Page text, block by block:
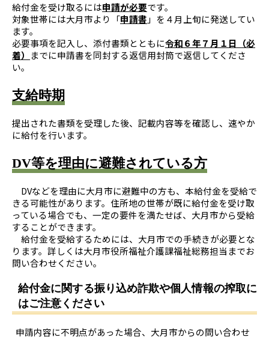
給付金を受け取るには申請が必要です。
対象世帯には大月市より「申請書 」を４月上旬に発送してい
ます。
必要事項を記入し、添付書類とともに令和６年７月１日（必
着）
までに申請書を同封する返信用封筒で返信してくださ
い。
支給時期
提出された書類を受理した後、記載内容等を確認し、速やか
に給付を行います。
DV等を理由に避難されている方
DVなどを理由に大月市に避難中の方も、本給付金を受給で
きる可能性があります。住所地の世帯が既に給付金を受け取
っている場合でも、一定の要件を満たせば、大月市から受給
することができます。
給付金を受給するためには、大月市での手続きが必要とな
ります。詳しくは大月市役所福祉介護課福祉総務担当までお
問い合わせください。
給付金に関する振り込め詐欺や個人情報の搾取に
はご注意ください
申請内容に不明点があった場合、大月市からの問い合わせ